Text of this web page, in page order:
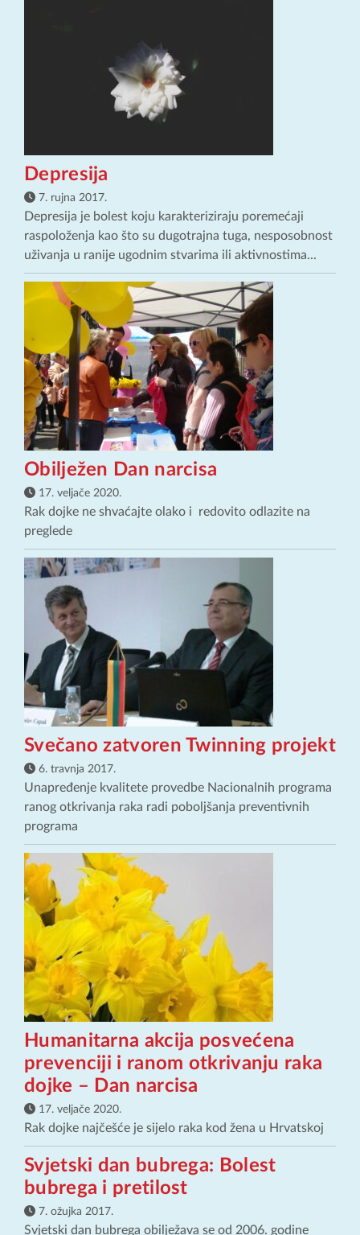
Depresija
7. rujna 2017.
Depresija je bolest koju karakteriziraju poremećaji
raspoloženja kao što su dugotrajna tuga, nesposobnost
uživanja u ranije ugodnim stvarima ili aktivnostima...
Obilježen Dan narcisa
17. veljače 2020.
Rak dojke ne shvaćajte olako i redovito odlazite na
preglede
Svečano zatvoren Twinning projekt
6. travnja 2017.
Unapređenje kvalitete provedbe Nacionalnih programa
ranog otkrivanja raka radi poboljšanja preventivnih
programa
Humanitarna akcija posvećena
prevenciji i ranom otkrivanju raka
dojke – Dan narcisa
17. veljače 2020.
Rak dojke najčešće je sijelo raka kod žena u Hrvatskoj
Svjetski dan bubrega: Bolest
bubrega i pretilost
7. ožujka 2017.
Svjetski dan bubrega obilježava se od 2006. godine